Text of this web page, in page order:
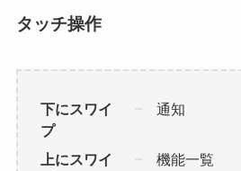
タッチ操作
下にスワイ
プ
通知
上にスワイ
機能一覧